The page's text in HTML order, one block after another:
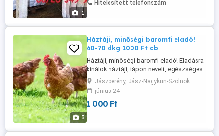
1
Hitelesített telefonszám
3
Háztáji, minőségi baromfi eladó!
60-70 dkg 1000 Ft db
Háztáji, minőségi baromfi eladó! Eladásra
kínálok háztáji, tápon nevelt, egészséges
baromfit. Az állomány állatorvosi
igazolással rendelkezik, és mentes
minden baromfibetegségtől. Kiváló
választás továbbtartásra, tojásrakásra
...
Jászberény, Jász-Nagykun-Szolnok
június 24
1 000 Ft